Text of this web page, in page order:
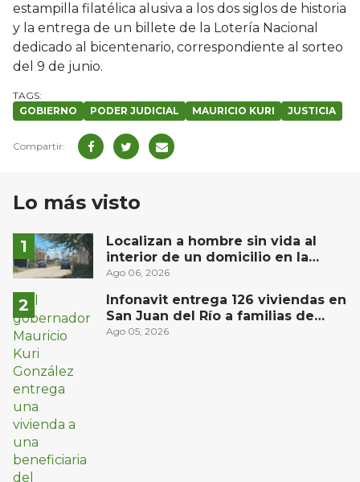
estampilla filatélica alusiva a los dos siglos de historia
y la entrega de un billete de la Lotería Nacional
dedicado al bicentenario, correspondiente al sorteo
del 9 de junio.
GOBIERNO PODER JUDICIAL MAURICIO KURI JUSTICIA
Lo más visto
Localizan a hombre sin vida al
interior de un domicilio en la
comunidad El Rodeo, San Juan del
Ago 06, 2026
Infonavit entrega 126 viviendas en
San Juan del Río a familias de
bajos ingresos
Ago 05, 2026